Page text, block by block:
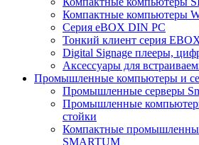
Компактные компьютеры
Серия eBOX DIN PC
Тонкий клиент серия
Digital Signage плееры,
Аксессуары для
Промышленные компьютеры и
Промышленные серверы
Промышленные
стойки
Компактные
SMARTUM